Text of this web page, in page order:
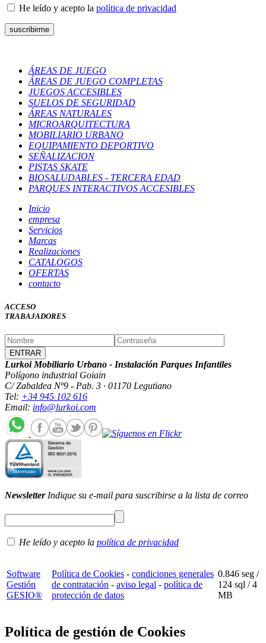
He leído y acepto la política de privacidad
ÁREAS DE JUEGO
ÁREAS DE JUEGO COMPLETAS
JUEGOS ACCESIBLES
SUELOS DE SEGURIDAD
ÁREAS NATURALES
MICROARQUITECTURA
MOBILIARIO URBANO
EQUIPAMIENTO DEPORTIVO
SEÑALIZACION
PISTAS SKATE
BIOSALUDABLES - TERCERA EDAD
PARQUES INTERACTIVOS ACCESIBLES
Inicio
empresa
Servicios
Marcas
Realizaciones
CATALOGOS
OFERTAS
contacto
ACCESO
TRABAJADORES
Lurkoi Mobiliario Urbano - Instalación Parques Infantiles
Polígono industrial Goiain
C/ Zabaldea Nº9 - Pab. 3 · 01170 Legutiano
Tel: +34 945 102 616
Email: info@lurkoi.com
NewsletterIndique su e-mail para suscribirse a la lista de correo
He leído y acepto la política de privacidad
Software
Gestión
GESIO®
Política de Cookies - condiciones generales
de contratación - aviso legal - política de
protección de datos
0.846 seg /
124 sql / 4
MB
Política de gestión de Cookies